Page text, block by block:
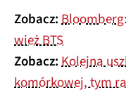
Zobacz:
wież BTS
Zobacz:Kolejna
komórkowej, tym